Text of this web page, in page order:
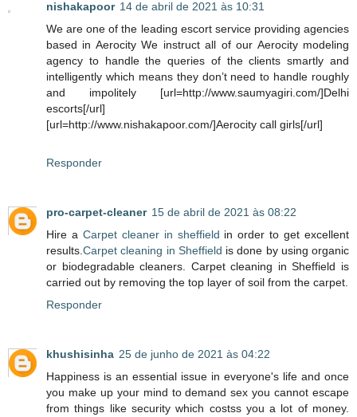
nishakapoor 14 de abril de 2021 às 10:31
We are one of the leading escort service providing agencies
based in Aerocity We instruct all of our Aerocity modeling
agency to handle the queries of the clients smartly and
intelligently which means they don’t need to handle roughly
and impolitely [url=http://www.saumyagiri.com/]Delhi
escorts[/url]
[url=http://www.nishakapoor.com/]Aerocity call girls[/url]
Responder
pro-carpet-cleaner 15 de abril de 2021 às 08:22
Hire a Carpet cleaner in sheffield in order to get excellent
results.Carpet cleaning in Sheffield is done by using organic
or biodegradable cleaners. Carpet cleaning in Sheffield is
carried out by removing the top layer of soil from the carpet.
Responder
khushisinha 25 de junho de 2021 às 04:22
Happiness is an essential issue in everyone's life and once
you make up your mind to demand sex you cannot escape
from things like security which costss you a lot of money.